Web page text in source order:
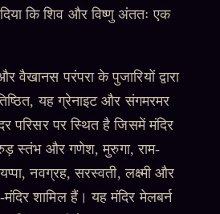
कि शिव और विष्णु अंततः एक
वैखानस परंपरा के पुजारियों द्वारा
यह ग्रेनाइट और संगमरमर
परिसर पर स्थित है जिसमें मंदिर
स्तंभ और गणेश, मुरुगा, राम-
नवग्रह, सरस्वती, लक्ष्मी और
शामिल हैं। यह मंदिर मेलबर्न